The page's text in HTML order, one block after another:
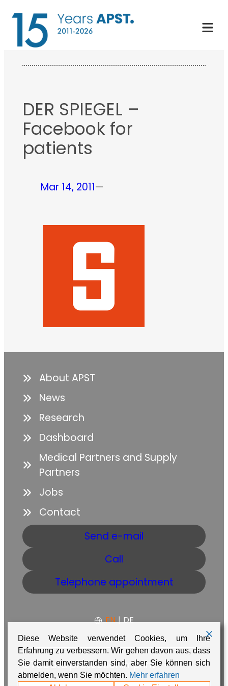
Skip
content
DER SPIEGEL –
Facebook for
patients
Mar 14, 2011—
About APST
News
Research
Dashboard
Medical Partners and Supply
Partners
Jobs
Contact
Send e-mail
Call
Telephone appointment
EN | DE
GTCData protectionImprint
Diese Website verwendet Cookies, um Ihre
Erfahrung zu verbessern. Wir gehen davon aus, dass
Sie damit einverstanden sind, aber Sie können sich
abmelden, wenn Sie möchten. Mehr erfahren